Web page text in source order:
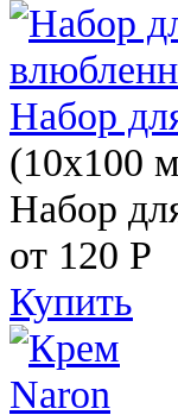
Набор
(10х100
Набор
от 120 Р
Купить